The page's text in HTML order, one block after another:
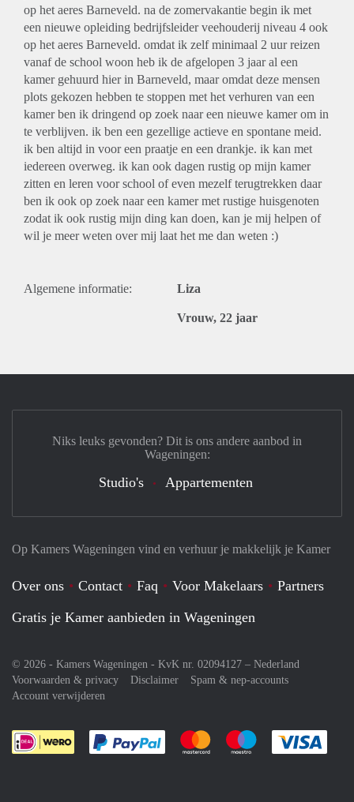
op het aeres Barneveld. na de zomervakantie begin ik met
een nieuwe opleiding bedrijfsleider veehouderij niveau 4 ook
op het aeres Barneveld. omdat ik zelf minimaal 2 uur reizen
vanaf de school woon heb ik de afgelopen 3 jaar al een
kamer gehuurd hier in Barneveld, maar omdat deze mensen
plots gekozen hebben te stoppen met het verhuren van een
kamer ben ik dringend op zoek naar een nieuwe kamer om in
te verblijven. ik ben een gezellige actieve en spontane meid.
ik ben altijd in voor een praatje en een drankje. ik kan met
iedereen overweg. ik kan ook dagen rustig op mijn kamer
zitten en leren voor school of even mezelf terugtrekken daar
ben ik ook op zoek naar een kamer met rustige huisgenoten
zodat ik ook rustig mijn ding kan doen, kan je mij helpen of
wil je meer weten over mij laat het me dan weten :)
Algemene informatie: Liza
Vrouw, 22 jaar
Op Kamers Wageningen vind en verhuur je makkelijk je Kamer
Over ons Contact Faq Voor Makelaars
Partners
Gratis je Kamer aanbieden in Wageningen
© 2026 - Kamers Wageningen - KvK nr. 02094127 – Nederland
Voorwaarden & privacy
Disclaimer
Spam & nep-accounts
Account verwijderen
Je rekent gemakkelijk af met Paypal
Je rekent gemakkelijk af met
Je rekent
Niks leuks gevonden? Dit is ons andere aanbod in
Wageningen:
Studio's Appartementen